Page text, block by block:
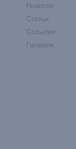
Новости
Статьи
События
Галерея